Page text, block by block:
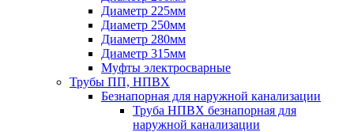
Диаметр 225мм
Диаметр 250мм
Диаметр 280мм
Диаметр 315мм
Муфты электросварные
Трубы ПП, НПВХ
Безнапорная для наружной канализации
Труба НПВХ безнапорная для
наружной канализации